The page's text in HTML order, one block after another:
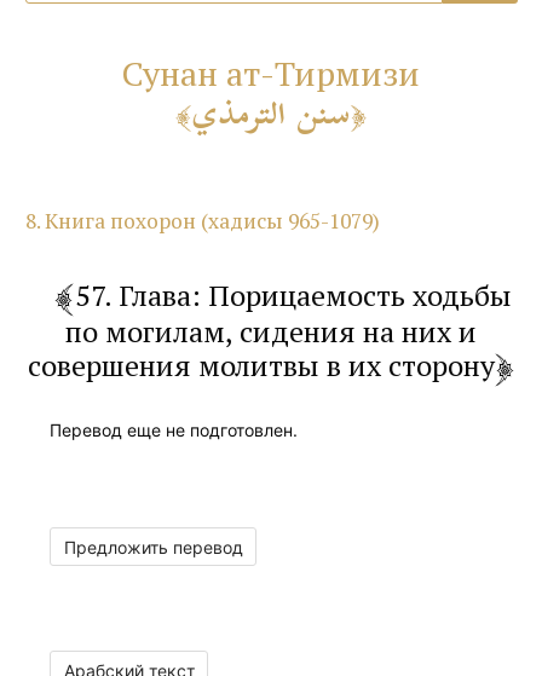
Сунан ат-Тирмизи
سنن الترمذي
8. Книга похорон (хадисы 965-1079)
57. Глава: Порицаемость ходьбы
по могилам, сидения на них и
совершения молитвы в их сторону
Перевод еще не подготовлен.
Предложить перевод
Арабский текст